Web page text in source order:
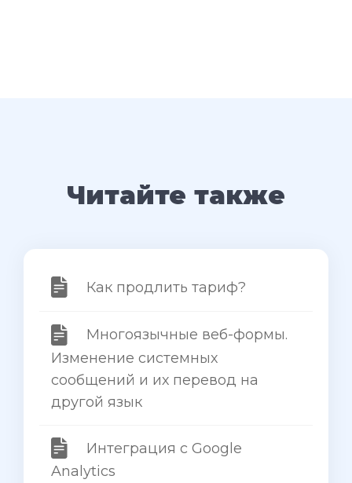
Читайте также
Как продлить тариф?
Многоязычные веб-формы.
Изменение системных
сообщений и их перевод на
другой язык
Интеграция с Google
Analytics